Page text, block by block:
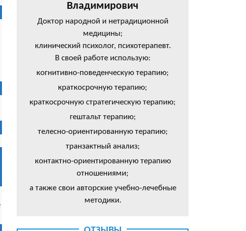
Владимирович
Доктор народной и нетрадиционной
медицины;
клинический психолог, психотерапевт.
В своей работе использую:
когнитивно-поведенческую терапию;
краткосрочную терапию;
краткосрочную стратегическую терапию;
гештальт терапию;
телесно-ориентированную терапию;
транзактный анализ;
контактно-ориентированную терапию
отношениями;
а также свои авторские учебно-лечебные
методики.